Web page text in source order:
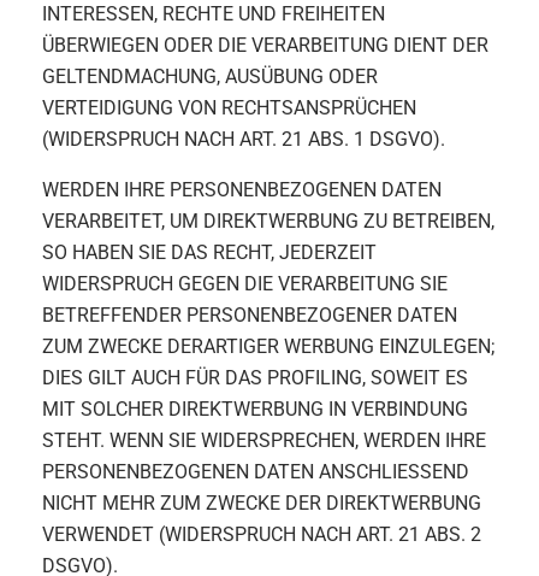
INTERESSEN, RECHTE UND FREIHEITEN
ÜBERWIEGEN ODER DIE VERARBEITUNG DIENT DER
GELTENDMACHUNG, AUSÜBUNG ODER
VERTEIDIGUNG VON RECHTSANSPRÜCHEN
(WIDERSPRUCH NACH ART. 21 ABS. 1 DSGVO).
WERDEN IHRE PERSONENBEZOGENEN DATEN
VERARBEITET, UM DIREKTWERBUNG ZU BETREIBEN,
SO HABEN SIE DAS RECHT, JEDERZEIT
WIDERSPRUCH GEGEN DIE VERARBEITUNG SIE
BETREFFENDER PERSONENBEZOGENER DATEN
ZUM ZWECKE DERARTIGER WERBUNG EINZULEGEN;
DIES GILT AUCH FÜR DAS PROFILING, SOWEIT ES
MIT SOLCHER DIREKTWERBUNG IN VERBINDUNG
STEHT. WENN SIE WIDERSPRECHEN, WERDEN IHRE
PERSONENBEZOGENEN DATEN ANSCHLIESSEND
NICHT MEHR ZUM ZWECKE DER DIREKTWERBUNG
VERWENDET (WIDERSPRUCH NACH ART. 21 ABS. 2
DSGVO).